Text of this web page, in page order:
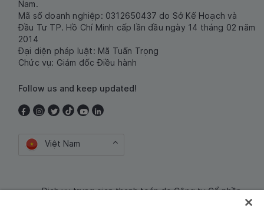
Nam.
Mã số doanh nghiệp: 0312650437 do Sở Kế Hoạch và
Đầu Tư TP. Hồ Chí Minh cấp lần đầu ngày 14 tháng 02 năm
2014
Đại diện pháp luật: Mã Tuấn Trọng
Chức vụ: Giám đốc Điều hành
Follow us and keep updated!
Việt Nam
Dịch vụ trung gian thanh toán do Công ty Cổ phần